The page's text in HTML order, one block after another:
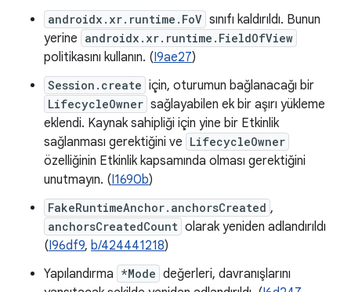
androidx.xr.runtime.FoV sınıfı kaldırıldı. Bunun
yerine androidx.xr.runtime.FieldOfView
politikasını kullanın. (I9ae27)
Session.create için, oturumun bağlanacağı bir
LifecycleOwner sağlayabilen ek bir aşırı yükleme
eklendi. Kaynak sahipliği için yine bir Etkinlik
sağlanması gerektiğini ve LifecycleOwner
özelliğinin Etkinlik kapsamında olması gerektiğini
unutmayın. (I1690b)
FakeRuntimeAnchor.anchorsCreated ,
anchorsCreatedCount olarak yeniden adlandırıldı
(I96df9, b/424441218)
Yapılandırma *Mode değerleri, davranışlarını